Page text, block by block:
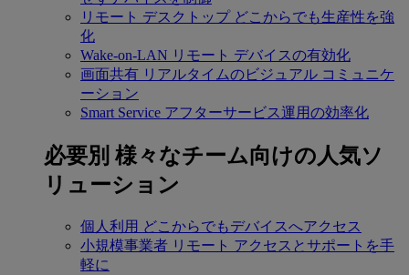
リモート デスクトップ どこからでも生産性を強
化
Wake-on-LAN リモート デバイスの有効化
画面共有 リアルタイムのビジュアル コミュニケ
ーション
Smart Service アフターサービス運用の効率化
必要別 様々なチーム向けの人気ソ
リューション
個人利用 どこからでもデバイスへアクセス
小規模事業者 リモート アクセスとサポートを手
軽に